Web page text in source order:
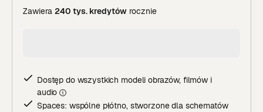
Zawiera 240 tys. kredytów rocznie
Dostęp do wszystkich modeli obrazów, filmów i
audio
Spaces: wspólne płótno, stworzone dla schematów